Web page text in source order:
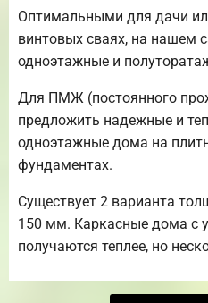
Оптимальными для дачи
винтовых сваях, на нашем
одноэтажные и
Для ПМЖ (постоянного
предложить надежные и
одноэтажные дома на
фундаментах.
Существует 2 варианта
150 мм. Каркасные дома с
получаются теплее, но